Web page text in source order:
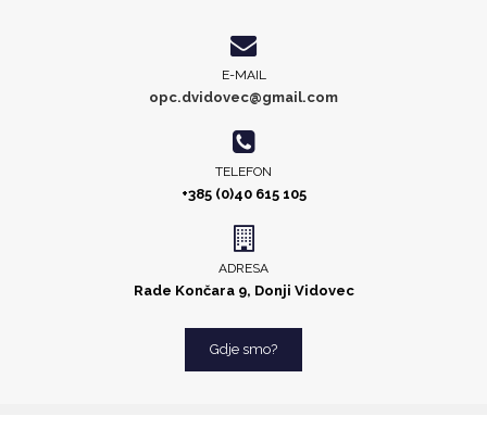
E-MAIL
opc.dvidovec@gmail.com
TELEFON
+385 (0)40 615 105
ADRESA
Rade Končara 9, Donji Vidovec
Gdje smo?